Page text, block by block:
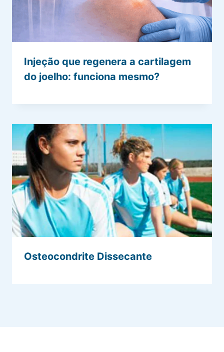
Injeção que regenera a cartilagem
do joelho: funciona mesmo?
Osteocondrite Dissecante